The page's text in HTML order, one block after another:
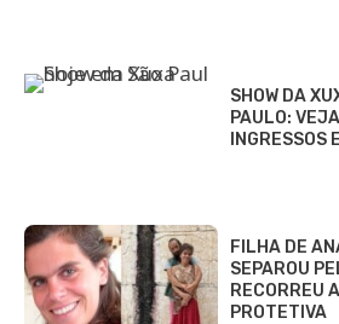
SHOW DA
PAULO:
INGRESSOS
FILHA DE
SEPAROU
RECORREU
PROTETIVA